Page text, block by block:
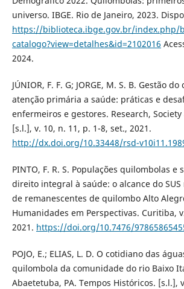
universo. IBGE. Rio de Janeiro, 2023.
https://biblioteca.ibge.gov.br/index.php/
catalogo?view=detalhes&id=2102016
2024.
JÚNIOR, F. F. G; JORGE, M. S. B. Gestão
atenção primária a saúde: práticas e
enfermeiros e gestores. Research,
[s.l.], v. 10, n. 11, p. 1-8, set., 2021.
http://dx.doi.org/10.33448/rsd-
PINTO, F. R. S. Populações quilombolas e
direito integral à saúde: o alcance do
de remanescentes de quilombo Alto
Humanidades em Perspectivas. Curitiba,
2021. https://doi.org/10.7476/
POJO, E.; ELIAS, L. D. O cotidiano das
quilombola da comunidade do rio Baixo
Abaetetuba, PA. Tempos Históricos. [s.l.],